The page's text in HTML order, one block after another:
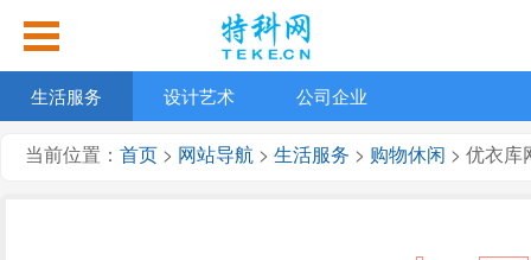
生活服务 设计艺术 公司企业
当前位置： 首页 > 网站导航 > 生活服务 > 购物休闲 > 优衣库